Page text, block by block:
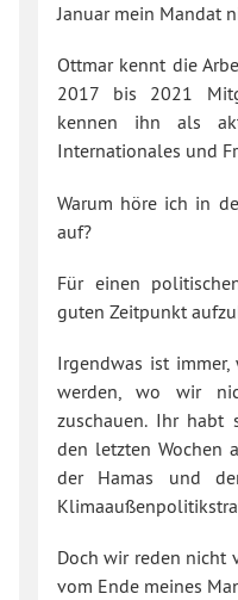
Januar mein Mandat
Ottmar kennt die
2017 bis 2021
kennen ihn als
Internationales und
Warum höre ich in
auf?
Für einen
guten Zeitpunkt
Irgendwas ist
werden, wo wir
zuschauen. Ihr habt
den letzten Wochen
der Hamas und
Doch wir reden nicht
vom Ende meines